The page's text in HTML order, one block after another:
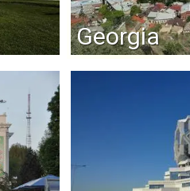
Georgia